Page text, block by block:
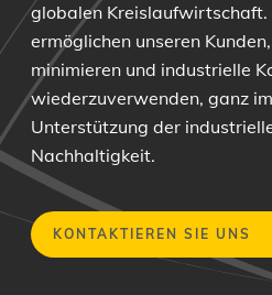
globalen
ermöglichen unseren
minimieren und industrielle
wiederzuverwenden, ganz
Unterstützung der
Nachhaltigkeit.
KONTAKTIEREN SIE UNS